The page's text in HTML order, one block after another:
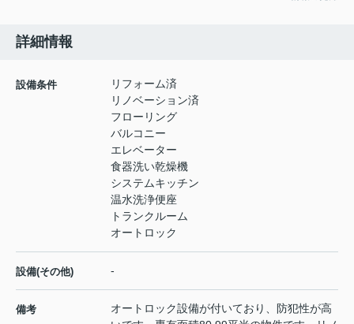
詳細情報
設備条件
リフォーム済
リノベーション済
フローリング
バルコニー
エレベーター
食器洗い乾燥機
システムキッチン
温水洗浄便座
トランクルーム
オートロック
設備(その他) -
備考
オートロック設備が付いており、防犯性が高